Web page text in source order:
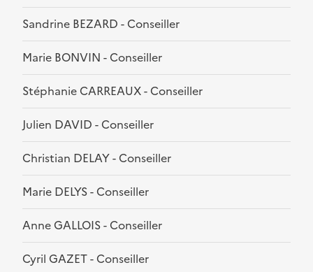
Sandrine BEZARD - Conseiller
Marie BONVIN - Conseiller
Stéphanie CARREAUX - Conseiller
Julien DAVID - Conseiller
Christian DELAY - Conseiller
Marie DELYS - Conseiller
Anne GALLOIS - Conseiller
Cyril GAZET - Conseiller